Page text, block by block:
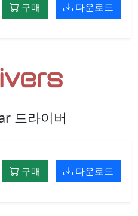
구매 다운로드
드라이버
구매 다운로드